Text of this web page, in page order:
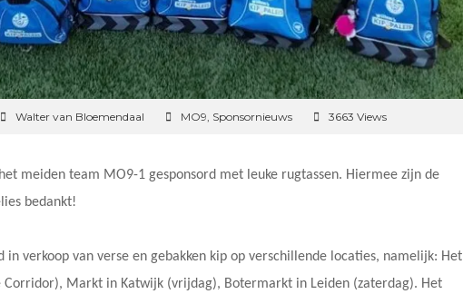
Walter van Bloemendaal MO9, Sponsornieuws 3663 Views
meiden team MO9-1 gesponsord met leuke rugtassen. Hiermee zijn de
bedankt!
in verkoop van verse en gebakken kip op verschillende locaties, namelijk: Het
Corridor), Markt in Katwijk (vrijdag), Botermarkt in Leiden (zaterdag). Het